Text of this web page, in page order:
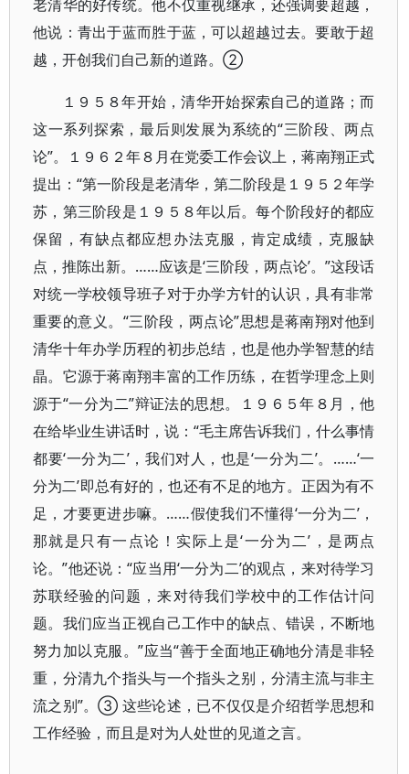
老清华的好传统。他不仅重视继承，还强调要超越，
他说：青出于蓝而胜于蓝，可以超越过去。要敢于超
越，开创我们自己新的道路。②
１９５８年开始，清华开始探索自己的道路；而
这一系列探索，最后则发展为系统的“三阶段、两点
论”。１９６２年８月在党委工作会议上，蒋南翔正式
提出：“第一阶段是老清华，第二阶段是１９５２年学
苏，第三阶段是１９５８年以后。每个阶段好的都应
保留，有缺点都应想办法克服，肯定成绩，克服缺
点，推陈出新。……应该是‘三阶段，两点论’。”这段话
对统一学校领导班子对于办学方针的认识，具有非常
重要的意义。“三阶段，两点论”思想是蒋南翔对他到
清华十年办学历程的初步总结，也是他办学智慧的结
晶。它源于蒋南翔丰富的工作历练，在哲学理念上则
源于“一分为二”辩证法的思想。１９６５年８月，他
在给毕业生讲话时，说：“毛主席告诉我们，什么事情
都要‘一分为二’，我们对人，也是‘一分为二’。……‘一
分为二’即总有好的，也还有不足的地方。正因为有不
足，才要更进步嘛。……假使我们不懂得‘一分为二’，
那就是只有一点论！实际上是‘一分为二’，是两点
论。”他还说：“应当用‘一分为二’的观点，来对待学习
苏联经验的问题，来对待我们学校中的工作估计问
题。我们应当正视自己工作中的缺点、错误，不断地
努力加以克服。”应当“善于全面地正确地分清是非轻
重，分清九个指头与一个指头之别，分清主流与非主
流之别”。③ 这些论述，已不仅仅是介绍哲学思想和
工作经验，而且是对为人处世的见道之言。